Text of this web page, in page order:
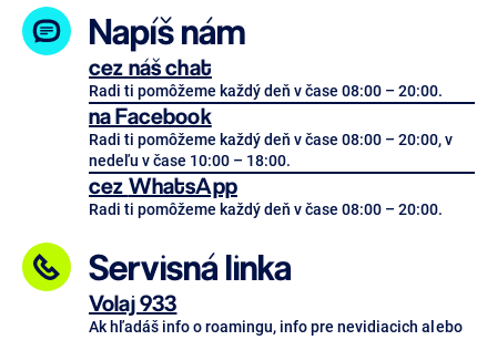
súčasťou
skupinového programu
pozastavené alebo neaktívne
Napíš nám
cez náš chat
Radi ti pomôžeme každý deň v čase 08:00 – 20:00.
na Facebook
Radi ti pomôžeme každý deň v čase 08:00 – 20:00, v
nedeľu v čase 10:00 – 18:00.
cez WhatsApp
Radi ti pomôžeme každý deň v čase 08:00 – 20:00.
Servisná linka
Volaj 933
Ak hľadáš info o roamingu, info pre nevidiacich alebo